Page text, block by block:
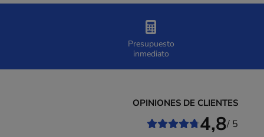
Presupuesto
inmediato
OPINIONES DE CLIENTES
4,8/ 5